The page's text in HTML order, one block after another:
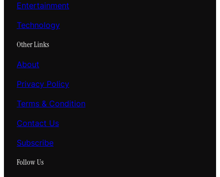
Entertainment
Technology
Other Links
About
Privacy Policy
Terms & Condition
Contact Us
Subscribe
Follow Us